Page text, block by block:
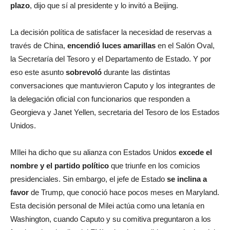
plazo, dijo que sí al presidente y lo invitó a Beijing.
La decisión política de satisfacer la necesidad de reservas a
través de China, encendió luces amarillas en el Salón Oval,
la Secretaría del Tesoro y el Departamento de Estado. Y por
eso este asunto sobrevoló durante las distintas
conversaciones que mantuvieron Caputo y los integrantes de
la delegación oficial con funcionarios que responden a
Georgieva y Janet Yellen, secretaria del Tesoro de los Estados
Unidos.
MIlei ha dicho que su alianza con Estados Unidos excede el
nombre y el partido político que triunfe en los comicios
presidenciales. Sin embargo, el jefe de Estado se inclina a
favor de Trump, que conoció hace pocos meses en Maryland.
Esta decisión personal de Milei actúa como una letanía en
Washington, cuando Caputo y su comitiva preguntaron a los